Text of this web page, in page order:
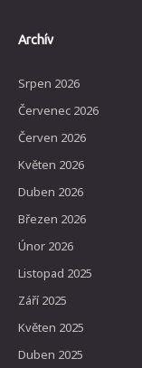
Archív
Srpen 2026
Červenec 2026
Červen 2026
Květen 2026
Duben 2026
Březen 2026
Únor 2026
Listopad 2025
Září 2025
Květen 2025
Duben 2025